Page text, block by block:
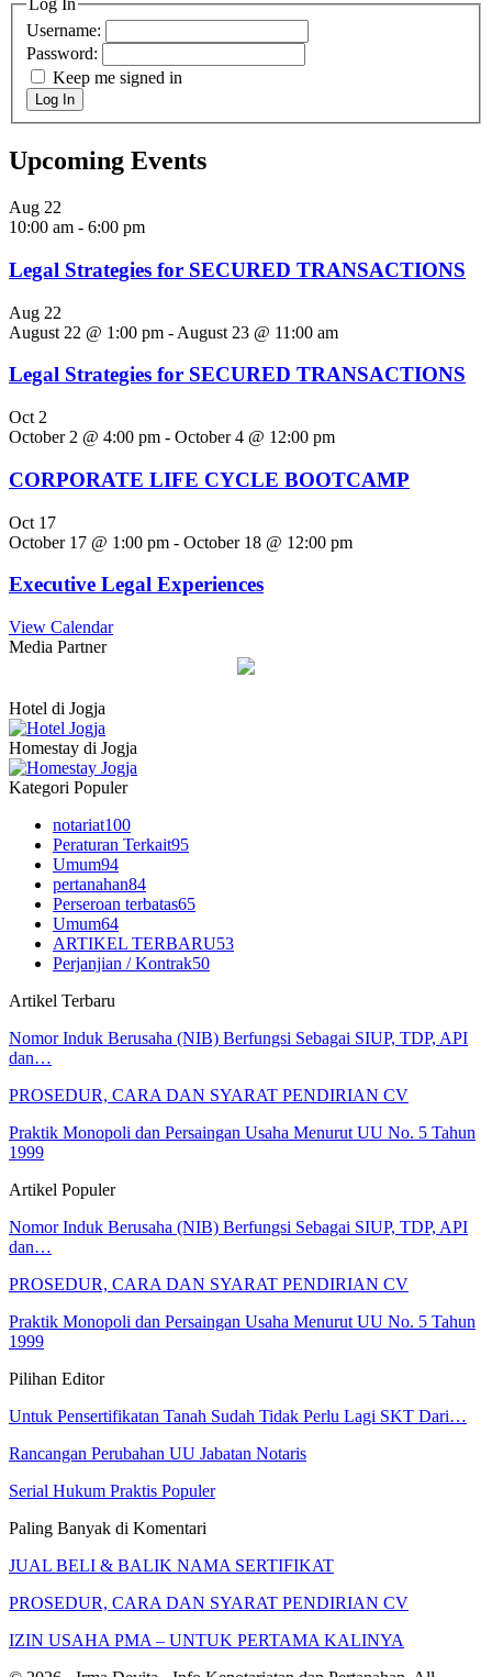
Username:
Password:
Keep me signed in
Log In
Upcoming Events
Aug 22
10:00 am - 6:00 pm
Legal Strategies for SECURED TRANSACTIONS
Aug 22
August 22 @ 1:00 pm - August 23 @ 11:00 am
Legal Strategies for SECURED TRANSACTIONS
Oct 2
October 2 @ 4:00 pm - October 4 @ 12:00 pm
CORPORATE LIFE CYCLE BOOTCAMP
Oct 17
October 17 @ 1:00 pm - October 18 @ 12:00 pm
Executive Legal Experiences
View Calendar
Media Partner
Hotel di Jogja
Homestay di Jogja
Kategori Populer
notariat100
Peraturan Terkait95
Umum94
pertanahan84
Perseroan terbatas65
Umum64
ARTIKEL TERBARU53
Perjanjian / Kontrak50
Artikel Terbaru
Nomor Induk Berusaha (NIB) Berfungsi Sebagai SIUP, TDP, API
dan…
PROSEDUR, CARA DAN SYARAT PENDIRIAN CV
Praktik Monopoli dan Persaingan Usaha Menurut UU No. 5 Tahun
1999
Artikel Populer
Nomor Induk Berusaha (NIB) Berfungsi Sebagai SIUP, TDP, API
dan…
PROSEDUR, CARA DAN SYARAT PENDIRIAN CV
Praktik Monopoli dan Persaingan Usaha Menurut UU No. 5 Tahun
1999
Pilihan Editor
Untuk Pensertifikatan Tanah Sudah Tidak Perlu Lagi SKT Dari…
Rancangan Perubahan UU Jabatan Notaris
Serial Hukum Praktis Populer
Paling Banyak di Komentari
JUAL BELI & BALIK NAMA SERTIFIKAT
PROSEDUR, CARA DAN SYARAT PENDIRIAN CV
IZIN USAHA PMA – UNTUK PERTAMA KALINYA